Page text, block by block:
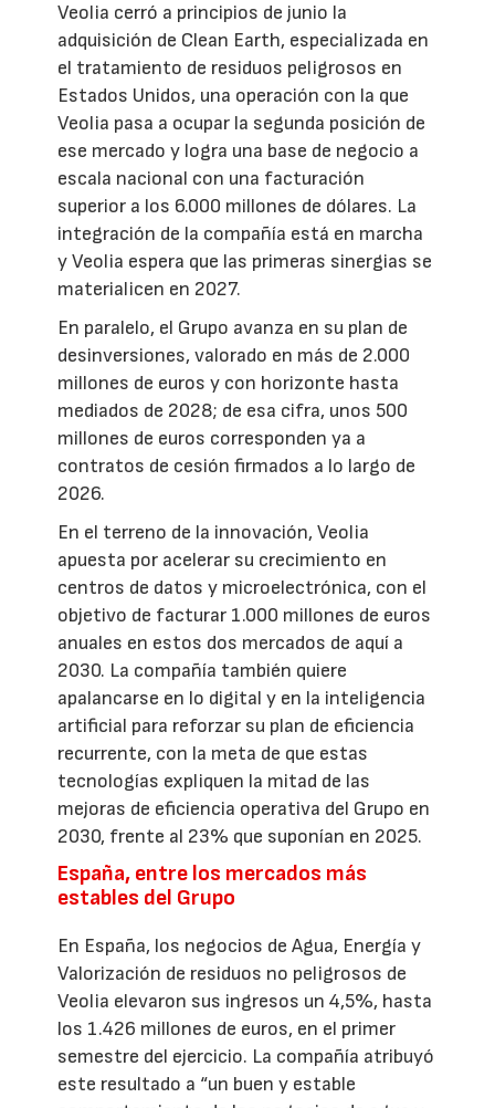
Veolia cerró a principios de junio la
adquisición de Clean Earth, especializada en
el tratamiento de residuos peligrosos en
Estados Unidos, una operación con la que
Veolia pasa a ocupar la segunda posición de
ese mercado y logra una base de negocio a
escala nacional con una facturación
superior a los 6.000 millones de dólares. La
integración de la compañía está en marcha
y Veolia espera que las primeras sinergias se
materialicen en 2027.
En paralelo, el Grupo avanza en su plan de
desinversiones, valorado en más de 2.000
millones de euros y con horizonte hasta
mediados de 2028; de esa cifra, unos 500
millones de euros corresponden ya a
contratos de cesión firmados a lo largo de
2026.
En el terreno de la innovación, Veolia
apuesta por acelerar su crecimiento en
centros de datos y microelectrónica, con el
objetivo de facturar 1.000 millones de euros
anuales en estos dos mercados de aquí a
2030. La compañía también quiere
apalancarse en lo digital y en la inteligencia
artificial para reforzar su plan de eficiencia
recurrente, con la meta de que estas
tecnologías expliquen la mitad de las
mejoras de eficiencia operativa del Grupo en
2030, frente al 23% que suponían en 2025.
España, entre los mercados más
estables del Grupo
En España, los negocios de Agua, Energía y
Valorización de residuos no peligrosos de
Veolia elevaron sus ingresos un 4,5%, hasta
los 1.426 millones de euros, en el primer
semestre del ejercicio. La compañía atribuyó
este resultado a “un buen y estable